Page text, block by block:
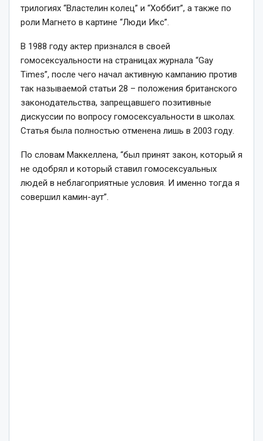
трилогиях “Властелин колец” и “Хоббит”, а также по
роли Магнето в картине “Люди Икс”.
В 1988 году актер признался в своей
гомосексуальности на страницах журнала “Gay
Times”, после чего начал активную кампанию против
так называемой статьи 28 – положения британского
законодательства, запрещавшего позитивные
дискуссии по вопросу гомосексуальности в школах.
Статья была полностью отменена лишь в 2003 году.
По словам Маккеллена, “был принят закон, который я
не одобрял и который ставил гомосексуальных
людей в неблагоприятные условия. И именно тогда я
совершил камин-аут”.